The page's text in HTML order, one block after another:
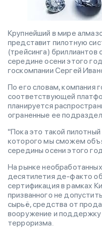
Крупнейший в мире
представит пилотную
(трейсинга) бриллиантов
середине осени этого
госкомпании Сергей
По его словам, компания
соответствующей
планируется
ограненные ее
"Пока это такой
которого мы сможем
середины осени этого
На рынке
десятилетия де-факто
сертификация в рамках
призванного не
сырьё, средства от
вооружение и
терроризма.